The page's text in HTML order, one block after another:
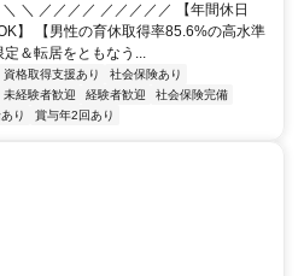
＼ ／／／／ ／／／／／ 【年間休日
】 【男性の育休取得率85.6%の高水準
＆転居をともなう...
資格取得支援あり
社会保険あり
未経験者歓迎 経験者歓迎
社会保険完備
り 賞与年2回あり